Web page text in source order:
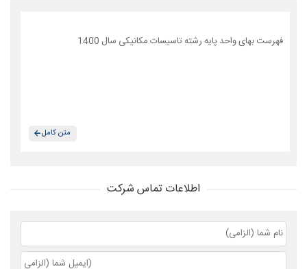
فهرست بهای واحد پایه رشته تاسیسات مکانیکی سال 1400
متن کامل
اطلاعات تماس شرکت